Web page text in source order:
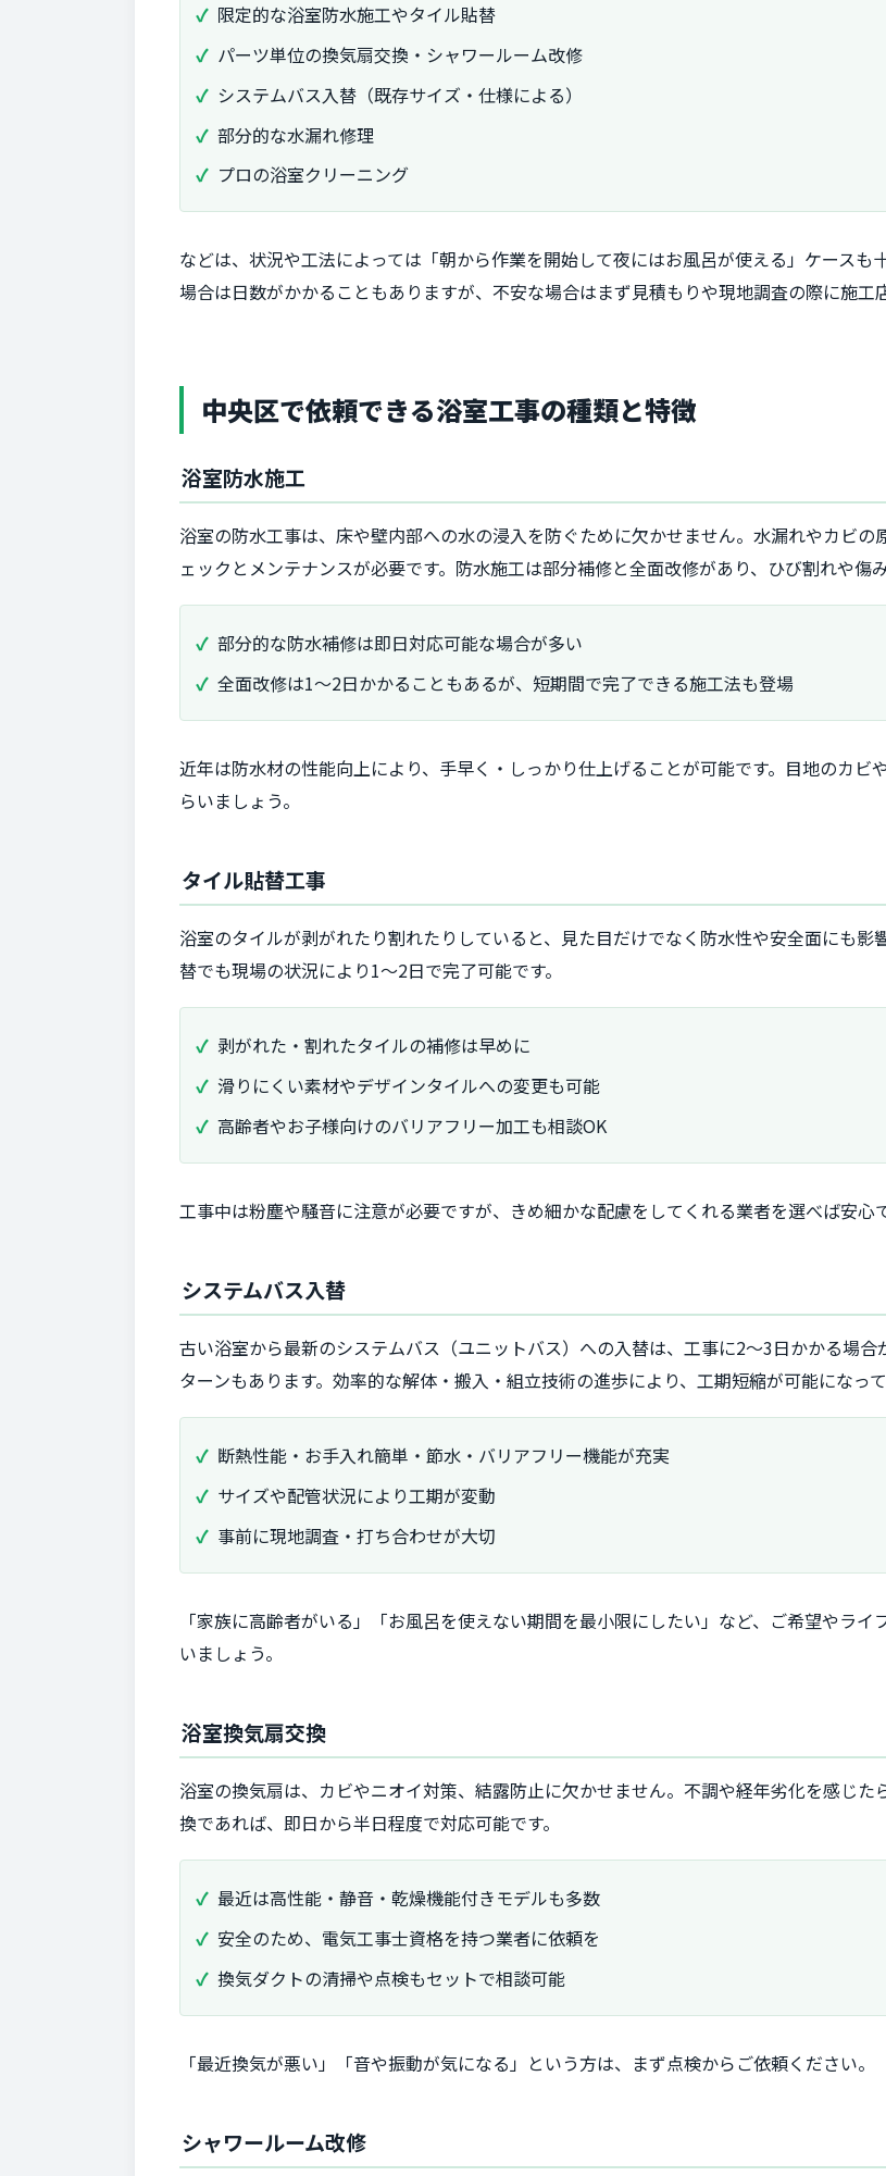
限定的な浴室防水施工やタイル貼替
パーツ単位の換気扇交換・シャワールーム改修
システムバス入替（既存サイズ・仕様による）
部分的な水漏れ修理
プロの浴室クリーニング
などは、状況や工法によっては「朝から作業を開始して夜にはお風呂が使える」ケース
場合は日数がかかることもありますが、不安な場合はまず見積もりや現地調査の際に施工
中央区で依頼できる浴室工事の種類と特徴
浴室防水施工
浴室の防水工事は、床や壁内部への水の浸入を防ぐために欠かせません。水漏れやカビ
ェックとメンテナンスが必要です。防水施工は部分補修と全面改修があり、ひび割れや傷
部分的な防水補修は即日対応可能な場合が多い
全面改修は1～2日かかることもあるが、短期間で完了できる施工法も登場
近年は防水材の性能向上により、手早く・しっかり仕上げることが可能です。目地のカビ
らいましょう。
タイル貼替工事
浴室のタイルが剥がれたり割れたりしていると、見た目だけでなく防水性や安全面にも
替でも現場の状況により1～2日で完了可能です。
剥がれた・割れたタイルの補修は早めに
滑りにくい素材やデザインタイルへの変更も可能
高齢者やお子様向けのバリアフリー加工も相談OK
工事中は粉塵や騒音に注意が必要ですが、きめ細かな配慮をしてくれる業者を選べば安心で
システムバス入替
古い浴室から最新のシステムバス（ユニットバス）への入替は、工事に2～3日かかる場
ターンもあります。効率的な解体・搬入・組立技術の進歩により、工期短縮が可能になって
断熱性能・お手入れ簡単・節水・バリアフリー機能が充実
サイズや配管状況により工期が変動
事前に現地調査・打ち合わせが大切
「家族に高齢者がいる」「お風呂を使えない期間を最小限にしたい」など、ご希望やラ
いましょう。
浴室換気扇交換
浴室の換気扇は、カビやニオイ対策、結露防止に欠かせません。不調や経年劣化を感じ
換であれば、即日から半日程度で対応可能です。
最近は高性能・静音・乾燥機能付きモデルも多数
安全のため、電気工事士資格を持つ業者に依頼を
換気ダクトの清掃や点検もセットで相談可能
「最近換気が悪い」「音や振動が気になる」という方は、まず点検からご依頼ください。
シャワールーム改修